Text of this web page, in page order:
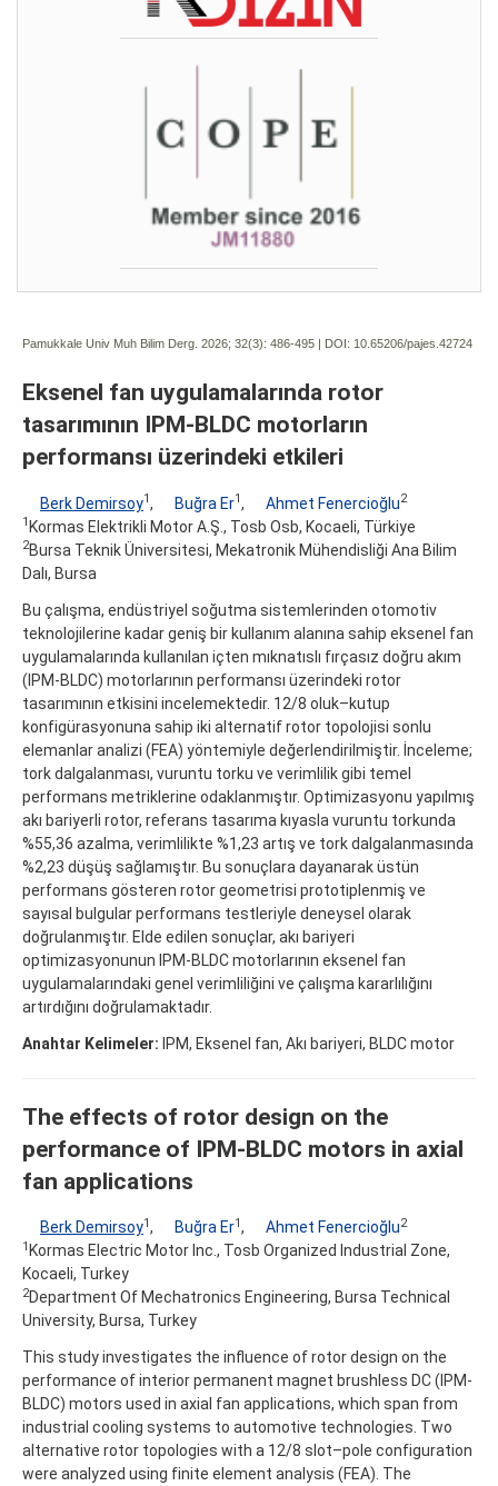
Pamukkale Univ Muh Bilim Derg. 2026; 32(3): 486-495 | DOI: 10.65206/pajes.42724
Eksenel fan uygulamalarında rotor
tasarımının IPM-BLDC motorların
performansı üzerindeki etkileri
Berk Demirsoy1 , Buğra Er1 , Ahmet Fenercioğlu2
1 Kormas Elektrikli Motor A.Ş., Tosb Osb, Kocaeli, Türkiye
2Bursa Teknik Üniversitesi, Mekatronik Mühendisliği Ana Bilim
Dalı, Bursa
Bu çalışma, endüstriyel soğutma sistemlerinden otomotiv
teknolojilerine kadar geniş bir kullanım alanına sahip eksenel fan
uygulamalarında kullanılan içten mıknatıslı fırçasız doğru akım
(IPM-BLDC) motorlarının performansı üzerindeki rotor
tasarımının etkisini incelemektedir. 12/8 oluk–kutup
konfigürasyonuna sahip iki alternatif rotor topolojisi sonlu
elemanlar analizi (FEA) yöntemiyle değerlendirilmiştir. İnceleme;
tork dalgalanması, vuruntu torku ve verimlilik gibi temel
performans metriklerine odaklanmıştır. Optimizasyonu yapılmış
akı bariyerli rotor, referans tasarıma kıyasla vuruntu torkunda
%55,36 azalma, verimlilikte %1,23 artış ve tork dalgalanmasında
%2,23 düşüş sağlamıştır. Bu sonuçlara dayanarak üstün
performans gösteren rotor geometrisi prototiplenmiş ve
sayısal bulgular performans testleriyle deneysel olarak
doğrulanmıştır. Elde edilen sonuçlar, akı bariyeri
optimizasyonunun IPM-BLDC motorlarının eksenel fan
uygulamalarındaki genel verimliliğini ve çalışma kararlılığını
artırdığını doğrulamaktadır.
Anahtar Kelimeler: IPM, Eksenel fan, Akı bariyeri, BLDC motor
The effects of rotor design on the
performance of IPM-BLDC motors in axial
fan applications
Berk Demirsoy1, Buğra Er1, Ahmet Fenercioğlu2
1 Kormas Electric Motor Inc., Tosb Organized Industrial Zone,
Kocaeli, Turkey
2Department Of Mechatronics Engineering, Bursa Technical
University, Bursa, Turkey
This study investigates the influence of rotor design on the
performance of interior permanent magnet brushless DC (IPM-
BLDC) motors used in axial fan applications, which span from
industrial cooling systems to automotive technologies. Two
alternative rotor topologies with a 12/8 slot–pole configuration
were analyzed using finite element analysis (FEA). The